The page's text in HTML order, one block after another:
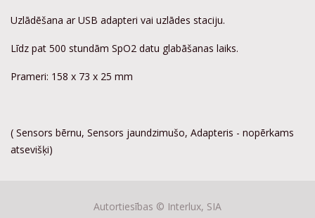
Uzlādēšana ar USB adapteri vai uzlādes staciju.
Līdz pat 500 stundām SpO2 datu glabāšanas laiks.
Prameri: 158 x 73 x 25 mm
( Sensors bērnu, Sensors jaundzimušo, Adapteris - nopērkams
atsevišķi)
Autortiesības © Interlux, SIA